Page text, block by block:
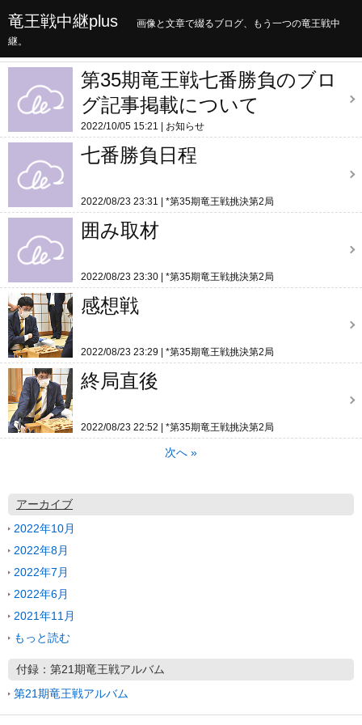
竜王戦中継plus
画像と文章で綴るブログ、もう一つの竜王戦中
継。
第35期竜王戦七番勝負のブロ
グ記事掲載について
2022/10/05 15:21 お知らせ
七番勝負日程
2022/08/23 23:31 *第35期竜王戦挑決第2局
囲み取材
2022/08/23 23:30 *第35期竜王戦挑決第2局
感想戦
2022/08/23 23:29 *第35期竜王戦挑決第2局
終局直後
2022/08/23 22:52 *第35期竜王戦挑決第2局
次へ »
アーカイブ
2022年10月
2022年8月
2022年7月
2022年6月
2021年11月
もっと読む
付録：第21期竜王戦アルバム
第21期竜王戦アルバム